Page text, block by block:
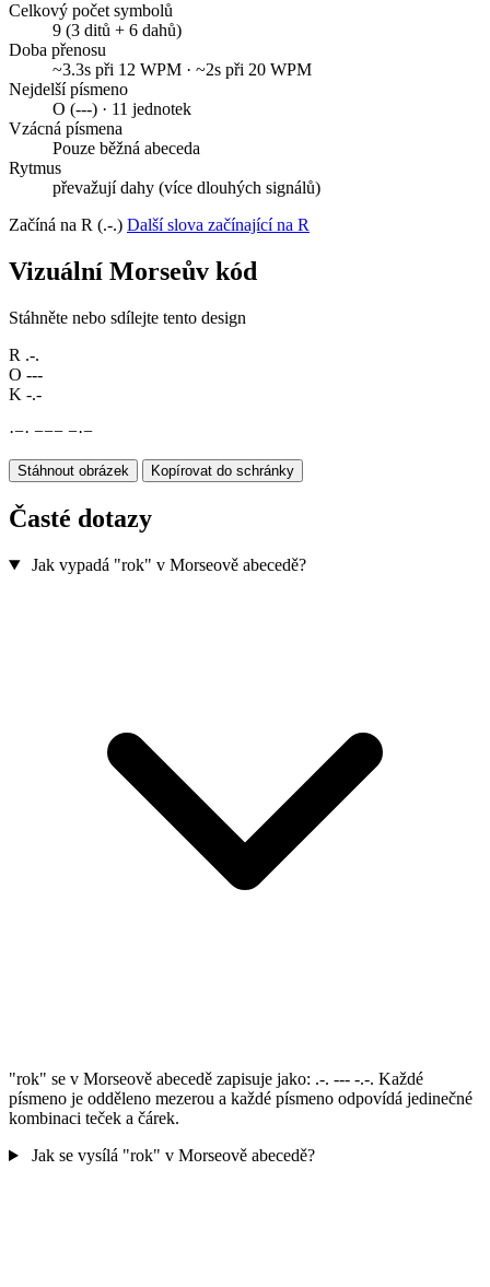
Celkový počet symbolů
9 (3 ditů + 6 dahů)
Doba přenosu
~3.3s při 12 WPM · ~2s při 20 WPM
Nejdelší písmeno
O (---) · 11 jednotek
Vzácná písmena
Pouze běžná abeceda
Rytmus
převažují dahy (více dlouhých signálů)
Začíná na R (.-.) Další slova začínající na R
Vizuální Morseův kód
Stáhněte nebo sdílejte tento design
R .-.
O ---
K -.-
·−· −−− −·−
Stáhnout obrázek Kopírovat do schránky
Časté dotazy
Jak vypadá "rok" v Morseově abecedě?
"rok" se v Morseově abecedě zapisuje jako: .-. --- -.-. Každé
písmeno je odděleno mezerou a každé písmeno odpovídá jedinečné
kombinaci teček a čárek.
Jak se vysílá "rok" v Morseově abecedě?